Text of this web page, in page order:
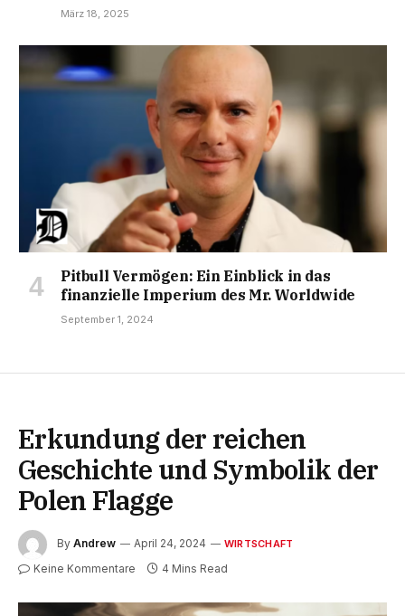
März 18, 2025
Pitbull Vermögen: Ein Einblick in das
finanzielle Imperium des Mr. Worldwide
September 1, 2024
Erkundung der reichen
Geschichte und Symbolik der
Polen Flagge
By Andrew April 24, 2024 WIRTSCHAFT
Keine Kommentare 4 Mins Read